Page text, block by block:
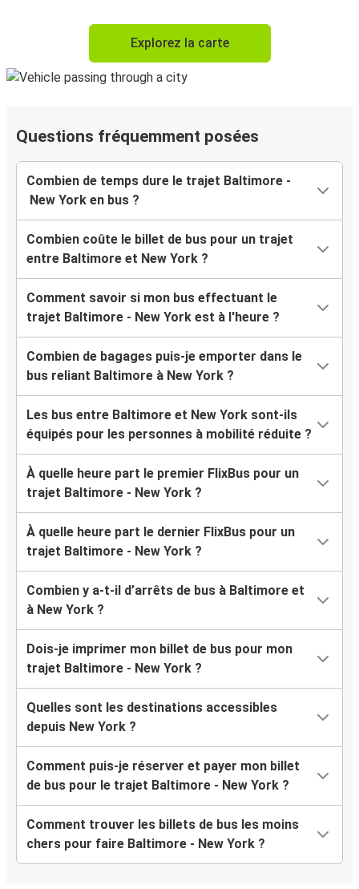
Explorez la carte
Questions fréquemment posées
Combien de temps dure le trajet Baltimore -
New York en bus ?
Combien coûte le billet de bus pour un trajet
entre Baltimore et New York ?
Comment savoir si mon bus effectuant le
trajet Baltimore - New York est à l'heure ?
Combien de bagages puis-je emporter dans le
bus reliant Baltimore à New York ?
Les bus entre Baltimore et New York sont-ils
équipés pour les personnes à mobilité réduite ?
À quelle heure part le premier FlixBus pour un
trajet Baltimore - New York ?
À quelle heure part le dernier FlixBus pour un
trajet Baltimore - New York ?
Combien y a-t-il d’arrêts de bus à Baltimore et
à New York ?
Dois-je imprimer mon billet de bus pour mon
trajet Baltimore - New York ?
Quelles sont les destinations accessibles
depuis New York ?
Comment puis-je réserver et payer mon billet
de bus pour le trajet Baltimore - New York ?
Comment trouver les billets de bus les moins
chers pour faire Baltimore - New York ?